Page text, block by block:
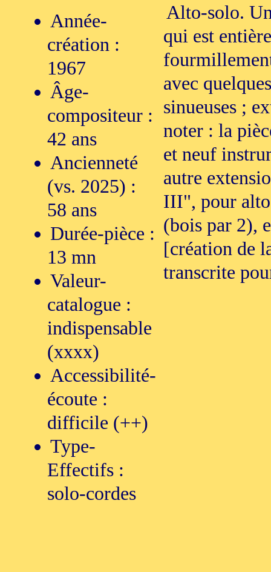
Année-
création :
1967
Âge-
compositeur :
42 ans
Ancienneté
(vs. 2025) :
58 ans
Durée-pièce :
13 mn
Valeur-
catalogue :
indispensable
(xxxx)
Accessibilité-
écoute :
difficile (++)
Type-
Effectifs :
solo-cordes
Alto-solo.
qui est
avec
sinueuses ;
noter : la
et neuf
autre
III", pour
(bois par 2),
[création de
transcrite